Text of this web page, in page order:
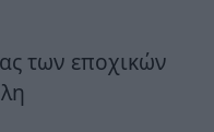
των εποχικών